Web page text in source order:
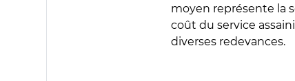
moyen représente la
coût du service
diverses redevances.